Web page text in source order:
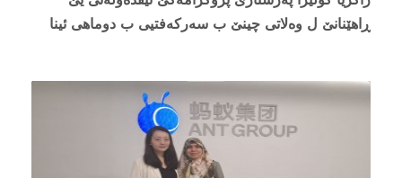
ڕاهێنانێ ل وەلاتی چینێ ب سەرکەفتیی ب دوماهی ئینا